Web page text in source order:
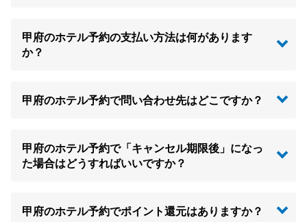
甲府のホテル予約の支払い方法は何があります
か？
甲府のホテル予約で問い合わせ先はどこですか？
甲府のホテル予約で「キャンセル期限後」になっ
た場合はどうすればいいですか？
甲府のホテル予約でポイント還元はありますか？